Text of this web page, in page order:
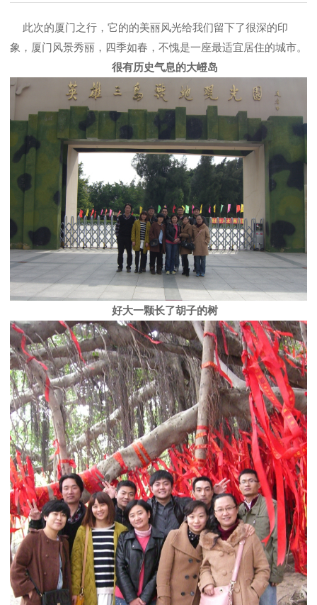
此次的厦门之行，它的的美丽风光给我们留下了很深的印
象，厦门风景秀丽，四季如春，不愧是一座最适宜居住的城市。
很有历史气息的大嶝岛
好大一颗长了胡子的树